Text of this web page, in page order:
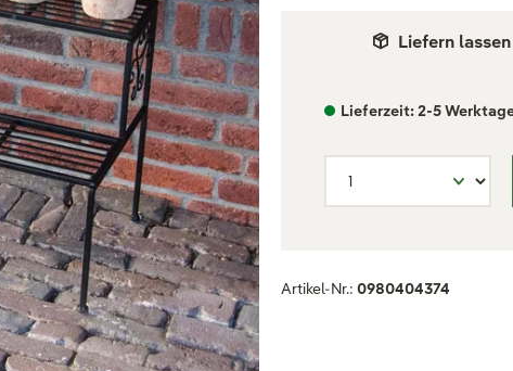
Liefern lassen
Lieferzeit: 2-5
Artikel-Nr.: 0980404374